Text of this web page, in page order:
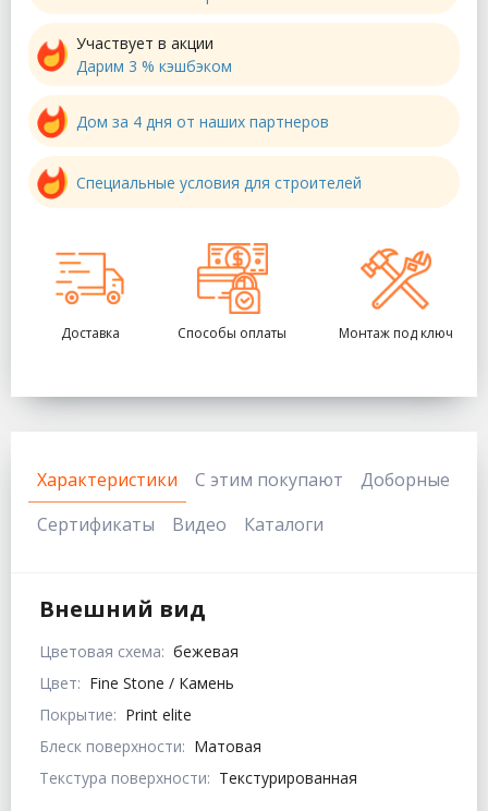
Участвует в акции
Дарим 3 % кэшбэком
Дом за 4 дня от наших партнеров
Специальные условия для строителей
Доставка Способы оплаты Монтаж под ключ
Характеристики С этим покупают
Доборные
Сертификаты
Видео Каталоги
Внешний вид
Цветовая схема: бежевая
Цвет: Fine Stone / Камень
Покрытие: Print elite
Блеск поверхности: Матовая
Текстура поверхности: Текстурированная